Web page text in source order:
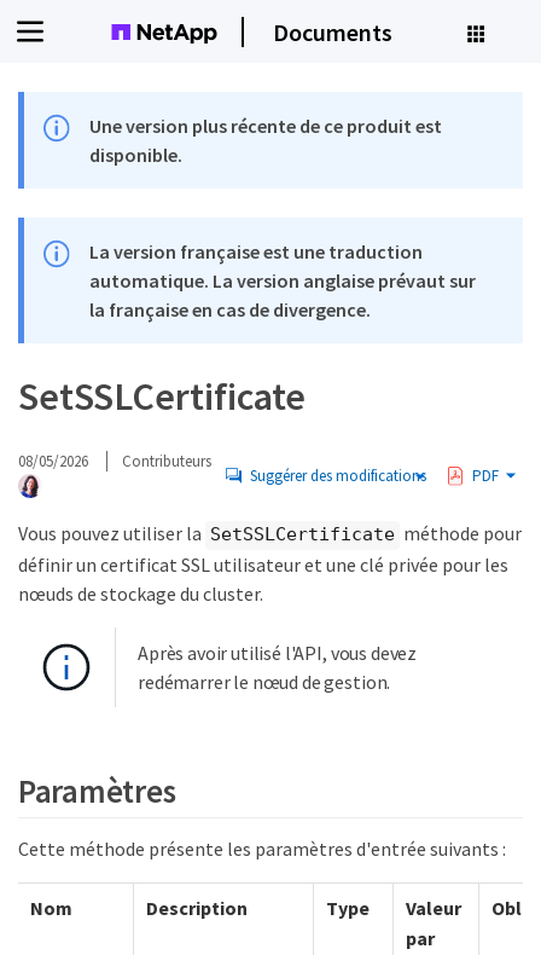
Documents
Une version plus récente de ce produit est
disponible.
La version française est une traduction
automatique. La version anglaise prévaut sur
la française en cas de divergence.
SetSSLCertificate
08/05/2026 Contributeurs
Suggérer des modifications PDF
Vous pouvez utiliser la SetSSLCertificate méthode pour
définir un certificat SSL utilisateur et une clé privée pour les
nœuds de stockage du cluster.
Après avoir utilisé l'API, vous devez
redémarrer le nœud de gestion.
Paramètres
Cette méthode présente les paramètres d'entrée suivants :
Nom Description Type
Valeur
par